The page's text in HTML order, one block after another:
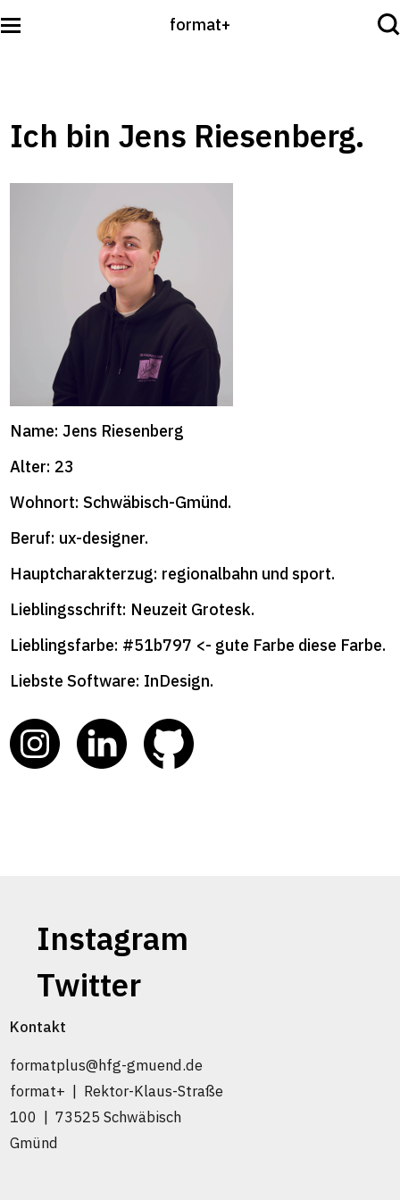
format+
International
format+
Ich bin Jens Riesenberg.
Name: Jens Riesenberg
Alter: 23
Wohnort: Schwäbisch-Gmünd.
Beruf: ux-designer.
Hauptcharakterzug: regionalbahn und sport.
Lieblingsschrift: Neuzeit Grotesk.
Lieblingsfarbe: #51b797 <- gute Farbe diese Farbe.
Liebste Software: InDesign.
Instagram
Twitter
Kontakt
formatplus@hfg-gmuend.de
format+ | Rektor-Klaus-Straße
100 | 73525 Schwäbisch
Gmünd